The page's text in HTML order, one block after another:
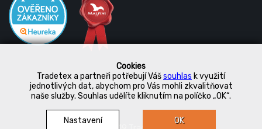
Cookies
Tradetex a partneři potřebují Vášsouhlas k využití
jednotlivých dat, abychom pro Vás mohli zkvalitňovat
naše služby. Souhlas udělíte kliknutím na políčko „OK“.
Nastavení OK